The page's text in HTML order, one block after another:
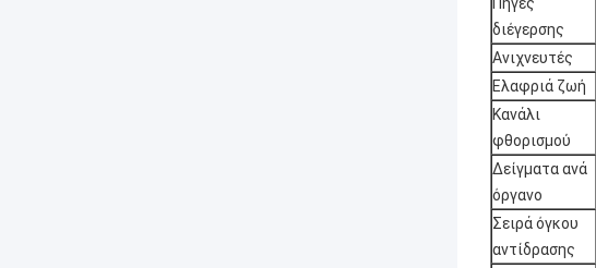
διέγερσης
Ανιχνευτές
Ελαφριά ζωή
Κανάλι
φθορισμού
Δείγματα ανά
όργανο
Σειρά όγκου
αντίδρασης